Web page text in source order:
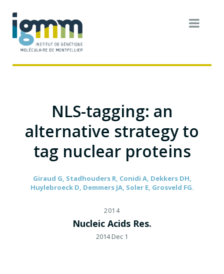
NLS-tagging: an
alternative strategy to
tag nuclear proteins
Giraud G, Stadhouders R, Conidi A, Dekkers DH,
Huylebroeck D, Demmers JA, Soler E, Grosveld FG.
2014
Nucleic Acids Res.
2014 Dec 1